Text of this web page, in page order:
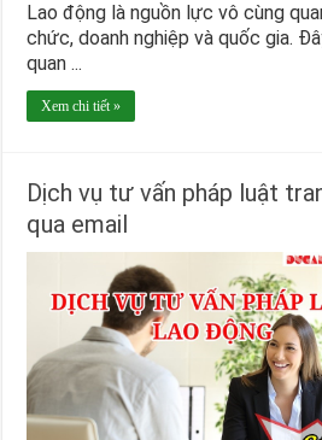
Lao động là nguồn lực vô cùng
chức, doanh nghiệp và quốc gia.
quan ...
Xem chi tiết »
Dịch vụ tư vấn pháp luật
qua email